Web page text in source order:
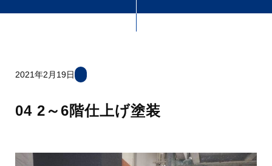
2021年2月19日
04 2～6階仕上げ塗装